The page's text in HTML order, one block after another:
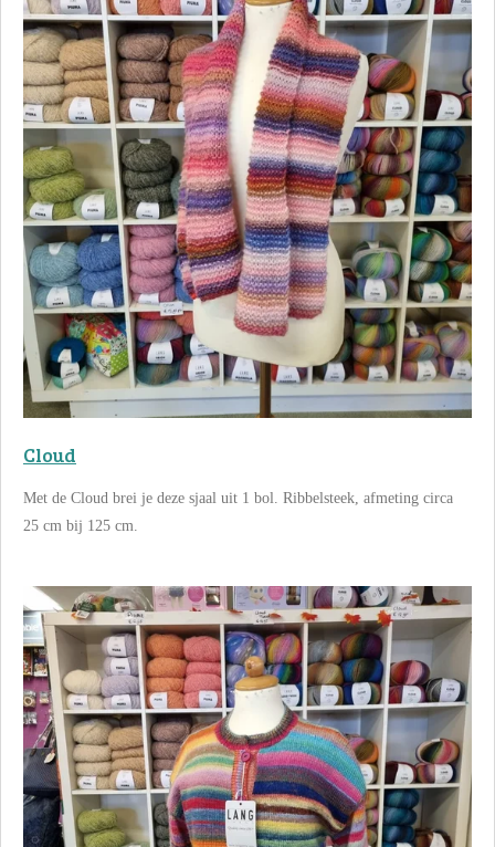
Cloud
Met de Cloud brei je deze sjaal uit 1 bol. Ribbelsteek, afmeting circa
25 cm bij 125 cm.